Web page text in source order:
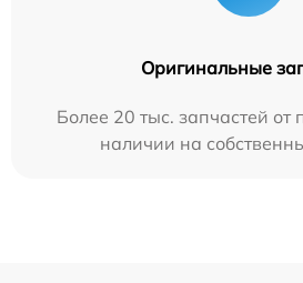
Оригинальные
Более 20 тыс. запчастей от
наличии на